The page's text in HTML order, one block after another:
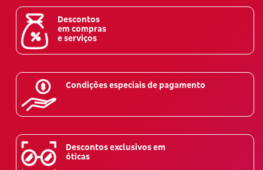
Descontos
em compras
e serviços
Condições especiais de pagamento
Descontos exclusivos em
óticas